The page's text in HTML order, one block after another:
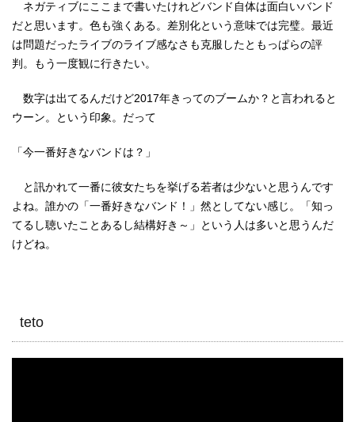
ネガティブにここまで書いたけれどバンド自体は面白いバンド
だと思います。色も強くある。差別化という意味では完璧。最近
は問題だったライブのライブ感なさも克服したともっぱらの評
判。もう一度観に行きたい。
数字は出てるんだけど2017年きってのブームか？と言われると
ウーン。という印象。だって
「今一番好きなバンドは？」
と訊かれて一番に彼女たちを挙げる若者は少ないと思うんです
よね。誰かの「一番好きなバンド！」然としてない感じ。「知っ
てるし聴いたことあるし結構好き～」という人は多いと思うんだ
けどね。
teto